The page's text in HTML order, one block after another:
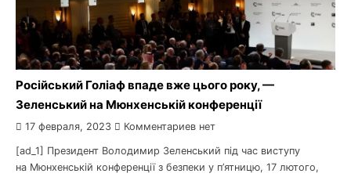
Російський Голіаф впаде вже цього року, —
Зеленський на Мюнхенській конференції
17 февраля, 2023 Комментариев нет
[ad_1] Президент Володимир Зеленський під час виступу
на Мюнхенській конференції з безпеки у п’ятницю, 17 лютого,